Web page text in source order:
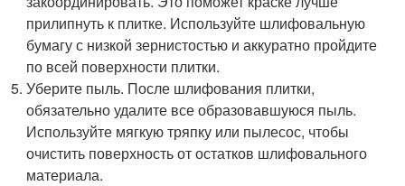
прилипнуть к плитке. Используйте шлифовальную
бумагу с низкой зернистостью и аккуратно пройдите
по всей поверхности плитки.
Уберите пыль. После шлифования плитки,
обязательно удалите все образовавшуюся пыль.
Используйте мягкую тряпку или пылесос, чтобы
очистить поверхность от остатков шлифовального
материала.